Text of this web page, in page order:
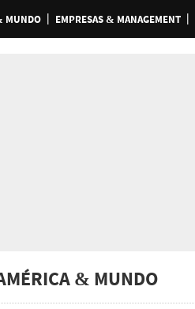
MUNDO EMPRESAS & MANAGEMENT
& MUNDO